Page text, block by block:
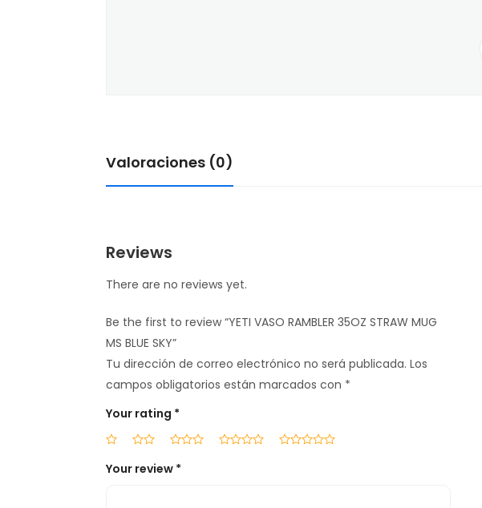
Valoraciones (0)
Reviews
There are no reviews yet.
Be the first to review “YETI VASO RAMBLER 35OZ STRAW MUG
MS BLUE SKY”
Tu dirección de correo electrónico no será publicada. Los
campos obligatorios están marcados con *
Your rating *
Your review *